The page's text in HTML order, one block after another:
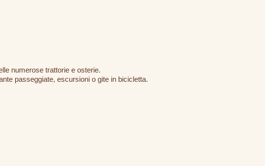
numerose trattorie e osterie.
passeggiate, escursioni o gite in bicicletta.